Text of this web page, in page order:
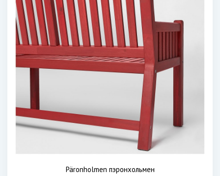
Päronholmen пэронхольмен